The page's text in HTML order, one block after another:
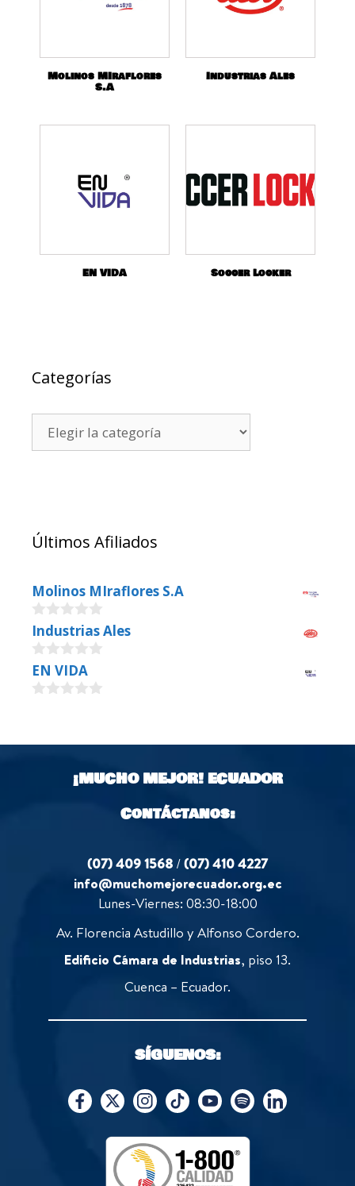
Molinos MIraflores
S.A
Industrias Ales
EN VIDA Soccer Locker
Categorías
Últimos Afiliados
Molinos MIraflores S.A
0
o
u
t
o
f
Industrias Ales
0
o
u
5
EN VIDA
t
¡MUCHO MEJOR!ECUADOR
Contáctanos:
(07) 409 1568 /(07) 410 4227
info@muchomejorecuador.org.ec
Lunes-Viernes: 08:30-18:00
Av. Florencia Astudillo y Alfonso Cordero.
Edificio Cámara de Industrias, piso 13.
Cuenca – Ecuador.
SÍGUENOS: